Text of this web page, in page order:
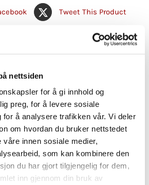
nettsiden
for å gi innhold og
preg, for å levere sosiale
for å analysere trafikken vår. Vi deler
om hvordan du bruker nettstedet
våre innen sosiale medier,
som kan kombinere den
du har gjort tilgjengelig for dem,
inn gjennom din bruk av
Tweet This Product